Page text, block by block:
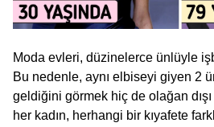
Moda evleri, düzinelerce ünlüyle
Bu nedenle, aynı elbiseyi giyen 2
geldiğini görmek hiç de olağan
her kadın, herhangi bir kıyafete